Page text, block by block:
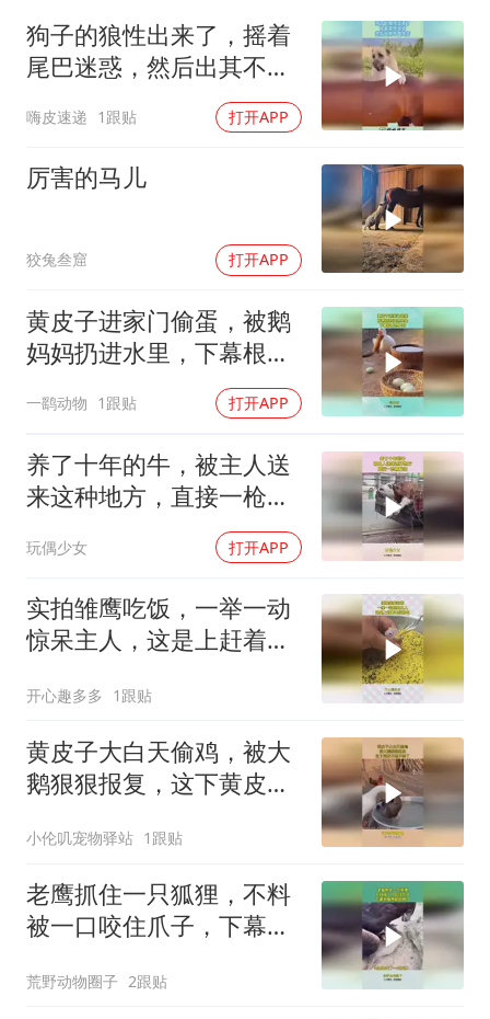
曹颖儿子首次演长剧
以军士兵把枪口对准中国记者
奋力开创中国式现代化建设新局面
狗子的狼性出来了，摇着
尾巴迷惑，然后出其不备
嗨皮速递 1跟贴 打开APP
厉害的马儿
狡兔叁窟 打开APP
黄皮子进家门偷蛋，被鹅
妈妈扔进水里，下幕根本
一鹞动物 1跟贴 打开APP
养了十年的牛，被主人送
来这种地方，直接一枪被
玩偶少女 打开APP
实拍雏鹰吃饭，一举一动
惊呆主人，这是上赶着去
开心趣多多 1跟贴
黄皮子大白天偷鸡，被大
鹅狠狠报复，这下黄皮子
小伦叽宠物驿站 1跟贴
老鹰抓住一只狐狸，不料
被一口咬住爪子，下幕老
荒野动物圈子 2跟贴